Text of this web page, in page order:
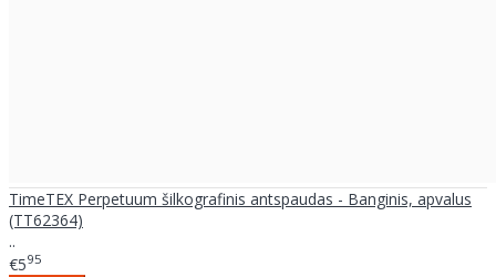
TimeTEX Perpetuum šilkografinis antspaudas - Banginis, apvalus
(TT62364)
..
€595